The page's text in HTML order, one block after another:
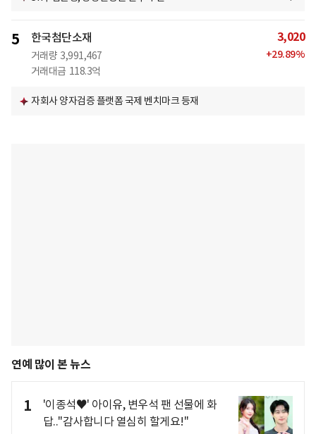
5 한국첨단소재
거래량 3,991,467
거래대금 118.3억
3,020
+29.89%
자회사 양자검증 플랫폼 국제 벤치마크 등재
연예 많이 본 뉴스
1
'이종석♥' 아이유, 변우석 팬 선물에 화
답.."감사합니다 열심히 할게요!"